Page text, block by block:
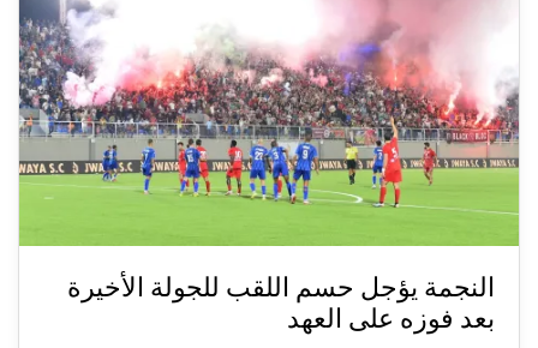
النجمة يؤجل حسم اللقب للجولة الأخيرة
بعد فوزه على العهد